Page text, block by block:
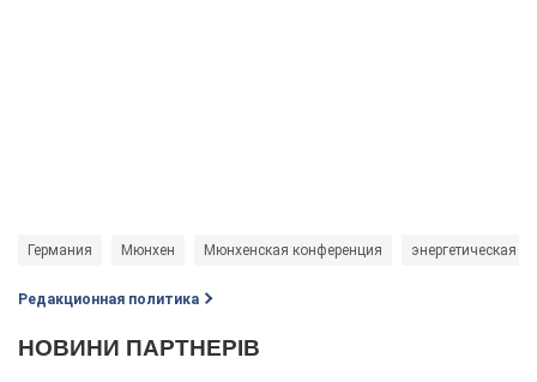
Германия Мюнхен Мюнхенская конференция энергетическая
Редакционная политика